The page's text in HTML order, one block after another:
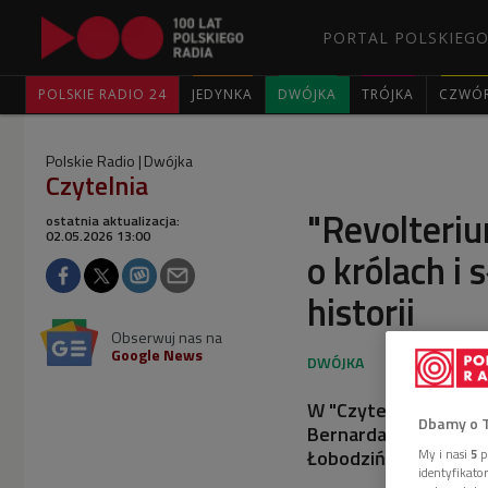
PORTAL
POLSKIE RADIO 24 JEDYNKA DWÓJKA TRÓJKA
Polskie Radio Dwójka
Czytelnia
o królach i
historii
ostatnia aktualizacja:
02.05.2026 13:00
Obserwuj nas na
Google News
W "Czytelni" Iwona
Bernarda Gromka, a
Łobodzińskiego)
Dbamy o
My i nasi 5